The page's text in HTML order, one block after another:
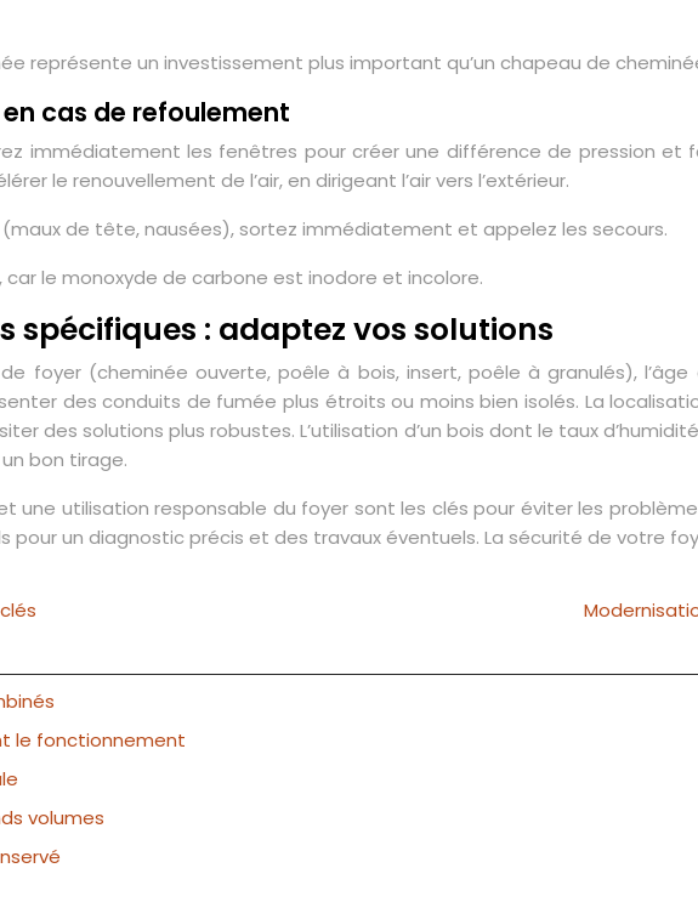
représente un investissement plus important qu’un chapeau de
cas de refoulement
immédiatement les fenêtres pour créer une différence de pression et
le renouvellement de l’air, en dirigeant l’air vers l’extérieur.
(maux de tête, nausées), sortez immédiatement et appelez les secours.
le monoxyde de carbone est inodore et incolore.
spécifiques : adaptez vos solutions
foyer (cheminée ouverte, poêle à bois, insert, poêle à granulés),
des conduits de fumée plus étroits ou moins bien isolés. La
des solutions plus robustes. L’utilisation d’un bois dont le taux
bon tirage.
une utilisation responsable du foyer sont les clés pour éviter les
pour un diagnostic précis et des travaux éventuels. La sécurité de votre
le fonctionnement
volumes